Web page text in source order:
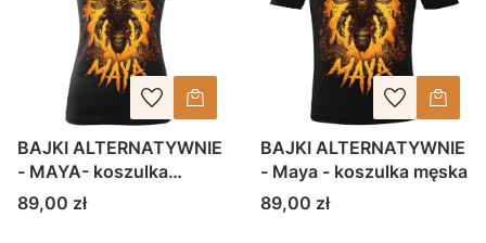
BAJKI ALTERNATYWNIE
- MAYA- koszulka
damska
Cena
89,00 zł
BAJKI ALTERNATYWNIE
- Maya - koszulka męska
Cena
89,00 zł